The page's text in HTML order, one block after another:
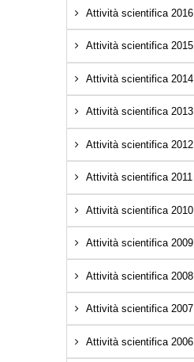
Attività scientifica 2016
Attività scientifica 2015
Attività scientifica 2014
Attività scientifica 2013
Attività scientifica 2012
Attività scientifica 2011
Attività scientifica 2010
Attività scientifica 2009
Attività scientifica 2008
Attività scientifica 2007
Attività scientifica 2006